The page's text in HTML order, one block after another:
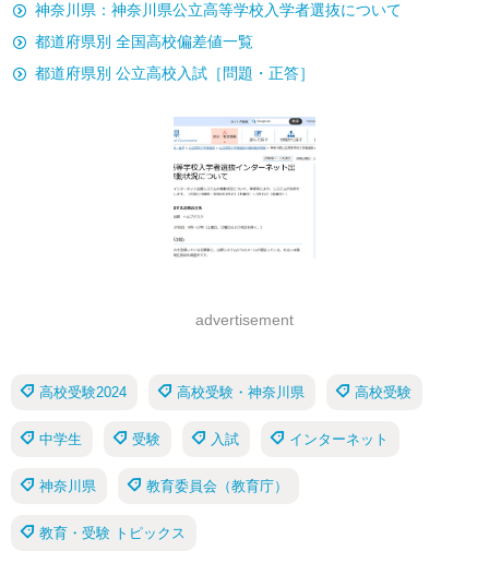
神奈川県：神奈川県公立高等学校入学者選抜について
都道府県別 全国高校偏差値一覧
都道府県別 公立高校入試［問題・正答］
advertisement
高校受験2024 高校受験・神奈川県 高校受験
中学生 受験 入試 インターネット
神奈川県 教育委員会（教育庁）
教育・受験 トピックス